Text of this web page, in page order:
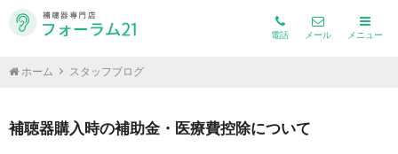
電話 メール メニュー
ホーム スタッフブログ
補聴器購入時の補助金・医療費控除について